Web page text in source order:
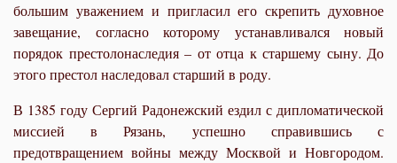
большим уважением и пригласил его скрепить духовное
завещание, согласно которому устанавливался новый
порядок престолонаследия – от отца к старшему сыну. До
этого престол наследовал старший в роду.
В 1385 году Сергий Радонежский ездил с дипломатической
миссией в Рязань, успешно справившись с
предотвращением войны между Москвой и Новгородом.